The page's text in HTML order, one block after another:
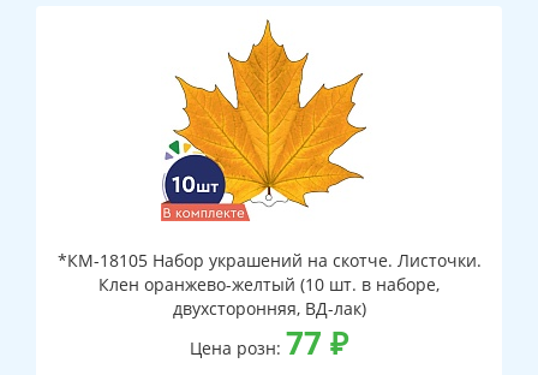
*КМ-18105 Набор украшений на скотче. Листочки.
Клен оранжево-желтый (10 шт. в наборе,
двухсторонняя, ВД-лак)
Цена розн: 77 ₽